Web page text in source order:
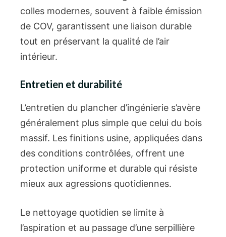
colles modernes, souvent à faible émission
de COV, garantissent une liaison durable
tout en préservant la qualité de l’air
intérieur.
Entretien et durabilité
L’entretien du plancher d’ingénierie s’avère
généralement plus simple que celui du bois
massif. Les finitions usine, appliquées dans
des conditions contrôlées, offrent une
protection uniforme et durable qui résiste
mieux aux agressions quotidiennes.
Le nettoyage quotidien se limite à
l’aspiration et au passage d’une serpillière